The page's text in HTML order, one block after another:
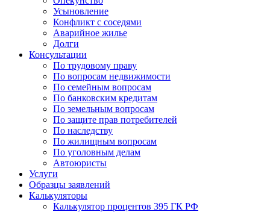
Усыновление
Конфликт с соседями
Аварийное жилье
Долги
Консультации
По трудовому праву
По вопросам недвижимости
По семейным вопросам
По банковским кредитам
По земельным вопросам
По защите прав потребителей
По наследству
По жилищным вопросам
По уголовным делам
Автоюристы
Услуги
Образцы заявлений
Калькуляторы
Калькулятор процентов 395 ГК РФ